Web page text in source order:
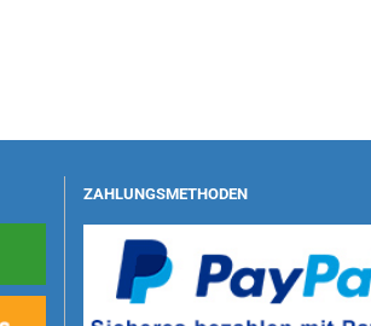
ZAHLUNGSMETHODEN